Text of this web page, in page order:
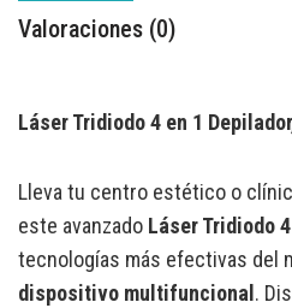
Valoraciones (0)
Láser Tridiodo 4 en 1
Lleva tu centro estético o
este avanzado Láser Tridiodo
tecnologías más efectivas del
dispositivo multifuncional .